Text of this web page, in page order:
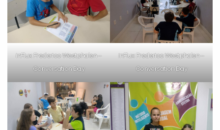
inFlux Frederico Westphalen –
Conversation Day
inFlux Frederico Westphalen –
Conversation Day